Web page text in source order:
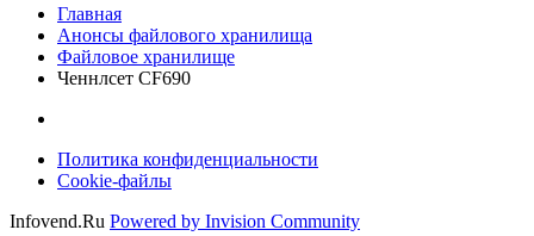
Главная
Анонсы файлового хранилища
Файловое хранилище
Ченнлсет CF690
Политика конфиденциальности
Cookie-файлы
Infovend.Ru Powered by Invision Community